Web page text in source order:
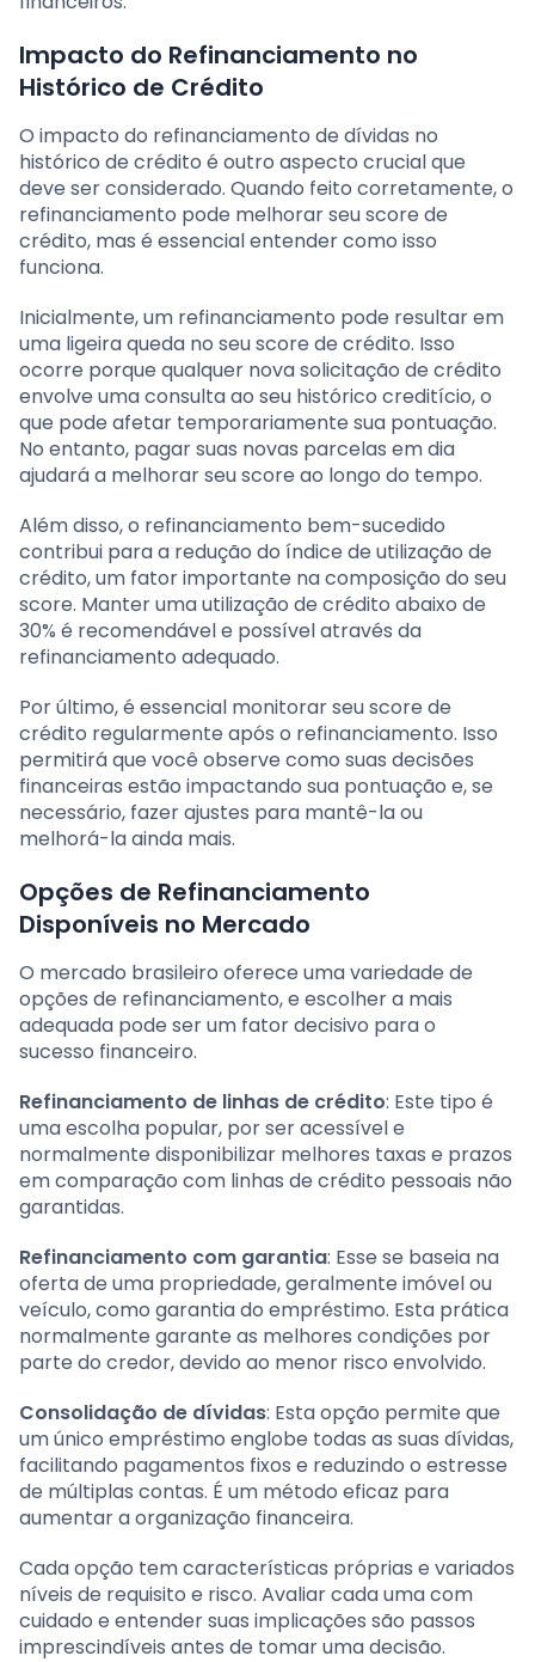
Impacto do Refinanciamento no
Histórico de Crédito
O impacto do refinanciamento de dívidas no
histórico de crédito é outro aspecto crucial que
deve ser considerado. Quando feito corretamente, o
refinanciamento pode melhorar seu score de
crédito, mas é essencial entender como isso
funciona.
Inicialmente, um refinanciamento pode resultar em
uma ligeira queda no seu score de crédito. Isso
ocorre porque qualquer nova solicitação de crédito
envolve uma consulta ao seu histórico creditício, o
que pode afetar temporariamente sua pontuação.
No entanto, pagar suas novas parcelas em dia
ajudará a melhorar seu score ao longo do tempo.
Além disso, o refinanciamento bem-sucedido
contribui para a redução do índice de utilização de
crédito, um fator importante na composição do seu
score. Manter uma utilização de crédito abaixo de
30% é recomendável e possível através da
refinanciamento adequado.
Por último, é essencial monitorar seu score de
crédito regularmente após o refinanciamento. Isso
permitirá que você observe como suas decisões
financeiras estão impactando sua pontuação e, se
necessário, fazer ajustes para mantê-la ou
melhorá-la ainda mais.
Opções de Refinanciamento
Disponíveis no Mercado
O mercado brasileiro oferece uma variedade de
opções de refinanciamento, e escolher a mais
adequada pode ser um fator decisivo para o
sucesso financeiro.
Refinanciamento de linhas de crédito: Este tipo é
uma escolha popular, por ser acessível e
normalmente disponibilizar melhores taxas e prazos
em comparação com linhas de crédito pessoais não
garantidas.
Refinanciamento com garantia: Esse se baseia na
oferta de uma propriedade, geralmente imóvel ou
veículo, como garantia do empréstimo. Esta prática
normalmente garante as melhores condições por
parte do credor, devido ao menor risco envolvido.
Consolidação de dívidas: Esta opção permite que
um único empréstimo englobe todas as suas dívidas,
facilitando pagamentos fixos e reduzindo o estresse
de múltiplas contas. É um método eficaz para
aumentar a organização financeira.
Cada opção tem características próprias e variados
níveis de requisito e risco. Avaliar cada uma com
cuidado e entender suas implicações são passos
imprescindíveis antes de tomar uma decisão.